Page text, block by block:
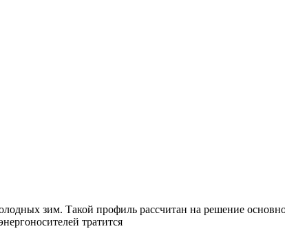
зим. Такой профиль рассчитан на решение
тратится